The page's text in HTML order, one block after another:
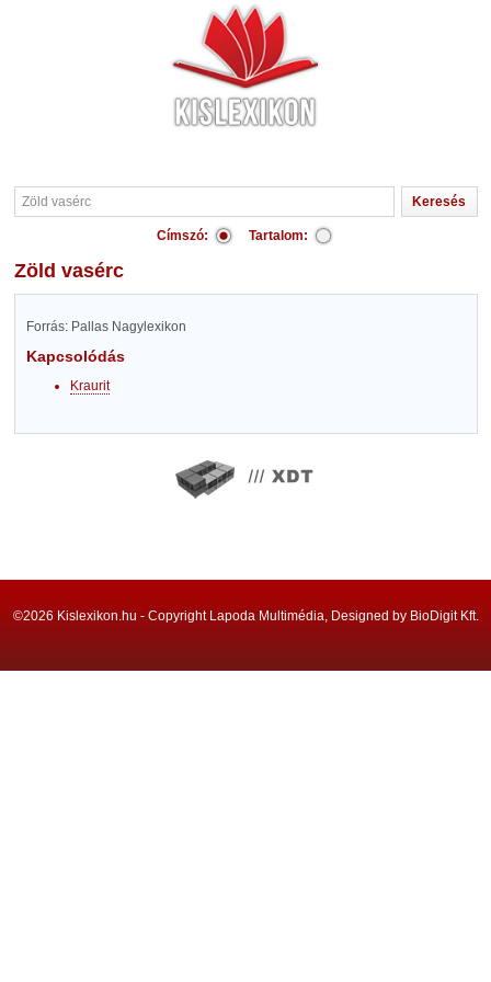
Címszó: Tartalom:
Zöld vasérc
Forrás: Pallas Nagylexikon
Kapcsolódás
Kraurit
©2026 Kislexikon.hu - Copyright Lapoda Multimédia, Designed by BioDigit Kft.